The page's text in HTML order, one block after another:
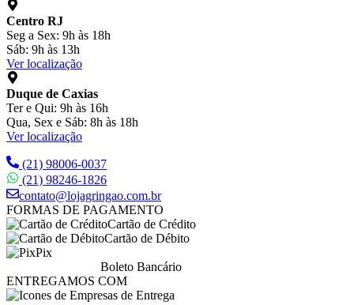
Centro RJ
Seg a Sex: 9h às 18h
Sáb: 9h às 13h
Ver localização
Duque de Caxias
Ter e Qui: 9h às 16h
Qua, Sex e Sáb: 8h às 18h
Ver localização
(21) 98006-0037
(21) 98246-1826
contato@lojagringao.com.br
FORMAS DE PAGAMENTO
Cartão de Crédito
Cartão de Débito
Pix
Boleto Bancário
ENTREGAMOS COM